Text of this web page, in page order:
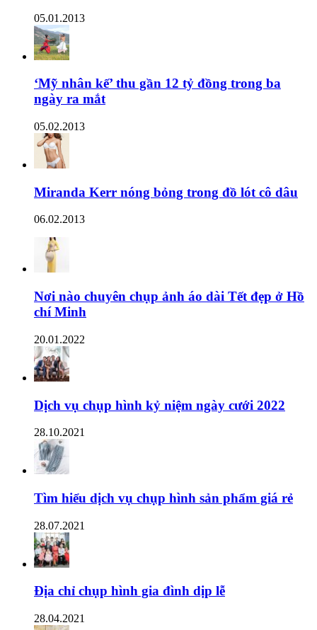
05.01.2013
‘Mỹ nhân kế’ thu gần 12 tỷ đồng trong ba
ngày ra mắt
05.02.2013
Miranda Kerr nóng bỏng trong đồ lót cô dâu
06.02.2013
Nơi nào chuyên chụp ảnh áo dài Tết đẹp ở Hồ
chí Minh
20.01.2022
Dịch vụ chụp hình kỷ niệm ngày cưới 2022
28.10.2021
Tìm hiểu dịch vụ chụp hình sản phẩm giá rẻ
28.07.2021
Địa chỉ chụp hình gia đình dịp lễ
28.04.2021